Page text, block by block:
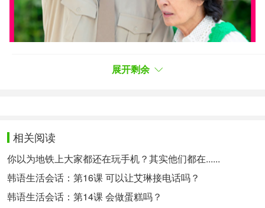
장르: 로맨틱 코미디, 판타지, 휴먼
방송기간: 2025.4.19.~
방송시간: 토 오후 10:40, 일 오후 10:30
방송채널: JTBC
展开剩余
相关阅读
你以为地铁上大家都还在玩手机？其实他们都在......
韩语生活会话：第16课 可以让艾琳接电话吗？
韩语生活会话：第14课 会做蛋糕吗？